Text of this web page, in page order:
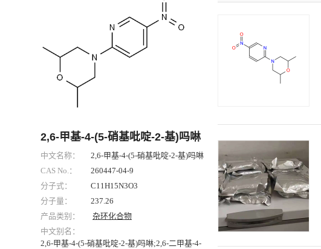
2,6-甲基-4-(5-硝基吡啶-2-基)吗啉
中文名称：
2,6-甲基-4-(5-硝基吡啶-2-基)吗啉
CAS No.：
260447-04-9
分子式：
C11H15N3O3
分子量：
237.26
产品类别：
杂环化合物
中文别名：
2,6-甲基-4-(5-硝基吡啶-2-基)吗啉;2,6-二甲基-4-